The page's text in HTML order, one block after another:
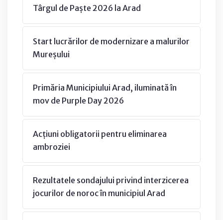
Târgul de Paște 2026 la Arad
Start lucrărilor de modernizare a malurilor
Mureșului
Primăria Municipiului Arad, iluminată în
mov de Purple Day 2026
Acțiuni obligatorii pentru eliminarea
ambroziei
Rezultatele sondajului privind interzicerea
jocurilor de noroc în municipiul Arad